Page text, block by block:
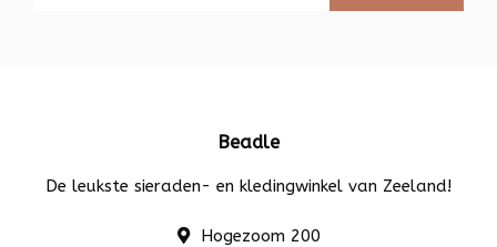
Beadle
De leukste sieraden- en kledingwinkel van Zeeland!
Hogezoom 200